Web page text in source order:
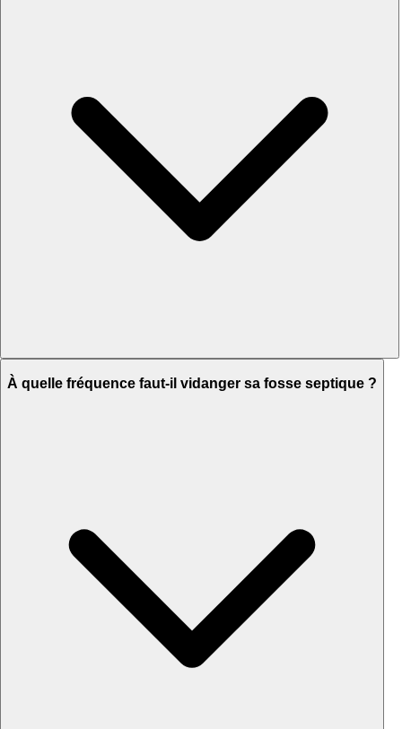
À quelle fréquence faut-il vidanger sa fosse septique ?